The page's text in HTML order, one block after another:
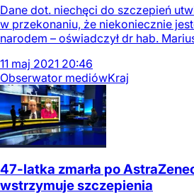
Dane dot. niechęci do szczepień
w przekonaniu, że niekoniecznie
narodem – oświadczył dr hab.
11 maj 2021 20:46
Obserwator mediówKraj
47-latka zmarła po
wstrzymuje szczepienia